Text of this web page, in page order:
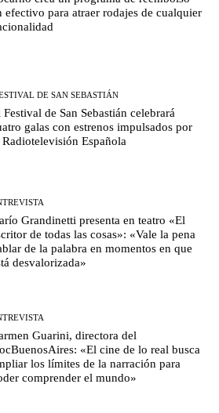
efectivo para atraer rodajes de cualquier
DE SAN SEBASTIÁN
Festival de San Sebastián celebrará
galas con estrenos impulsados por
Radiotelevisión Española
Grandinetti presenta en teatro «El
de todas las cosas»: «Vale la pena
de la palabra en momentos en que
desvalorizada»
Guarini, directora del
«El cine de lo real busca
los límites de la narración para
comprender el mundo»